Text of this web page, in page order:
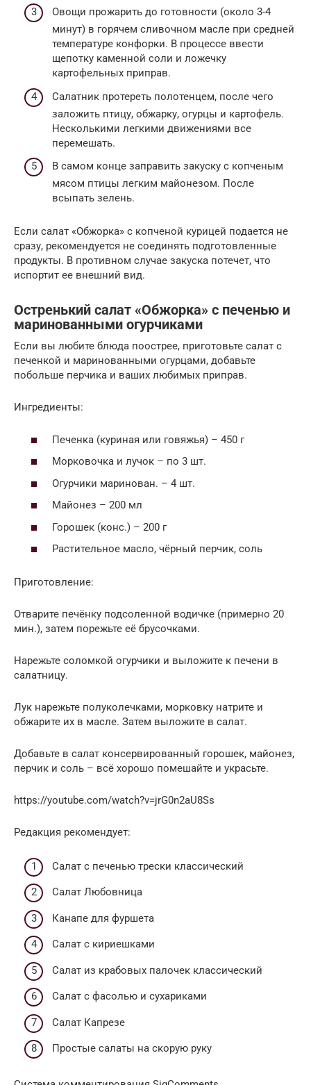
Овощи прожарить до готовности (около 3-4
минут) в горячем сливочном масле при средней
температуре конфорки. В процессе ввести
щепотку каменной соли и ложечку
картофельных приправ.
Салатник протереть полотенцем, после чего
заложить птицу, обжарку, огурцы и картофель.
Несколькими легкими движениями все
перемешать.
В самом конце заправить закуску с копченым
мясом птицы легким майонезом. После
всыпать зелень.
Если салат «Обжорка» с копченой курицей подается не
сразу, рекомендуется не соединять подготовленные
продукты. В противном случае закуска потечет, что
испортит ее внешний вид.
Остренький салат «Обжорка» с печенью и
маринованными огурчиками
Если вы любите блюда поострее, приготовьте салат с
печенкой и маринованными огурцами, добавьте
побольше перчика и ваших любимых приправ.
Ингредиенты:
Печенка (куриная или говяжья) – 450 г
Морковочка и лучок – по 3 шт.
Огурчики маринован. – 4 шт.
Майонез – 200 мл
Горошек (конс.) – 200 г
Растительное масло, чёрный перчик, соль
Приготовление:
Отварите печёнку подсоленной водичке (примерно 20
мин.), затем порежьте её брусочками.
Нарежьте соломкой огурчики и выложите к печени в
салатницу.
Лук нарежьте полуколечками, морковку натрите и
обжарите их в масле. Затем выложите в салат.
Добавьте в салат консервированный горошек, майонез,
перчик и соль – всё хорошо помешайте и украсьте.
https://youtube.com/watch?v=jrG0n2aU8Ss
Редакция рекомендует:
Cалат с печенью трески классический
Салат Любовница
Канапе для фуршета
Салат с кириешками
Салат из крабовых палочек классический
Салат с фасолью и сухариками
Салат Капрезе
Простые салаты на скорую руку